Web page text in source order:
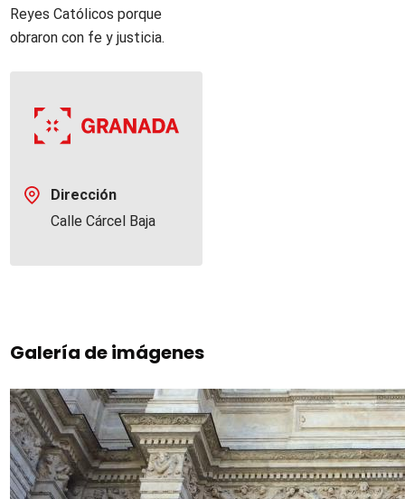
Reyes Católicos porque
obraron con fe y justicia.
Dirección
Calle Cárcel Baja
Galería de imágenes